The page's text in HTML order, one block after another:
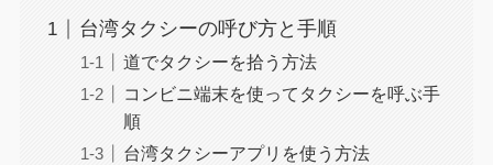
台湾タクシーの呼び方と手順
道でタクシーを拾う方法
コンビニ端末を使ってタクシーを呼ぶ手
順
台湾タクシーアプリを使う方法